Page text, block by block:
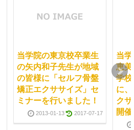
当学院の東京校卒業生
の矢内和子先生が地域
の皆様に「セルフ骨盤
矯正エクササイズ」セ
ミナーを行いました！
2013-01-13 2017-07-17
当
恵
学
に
ク
開